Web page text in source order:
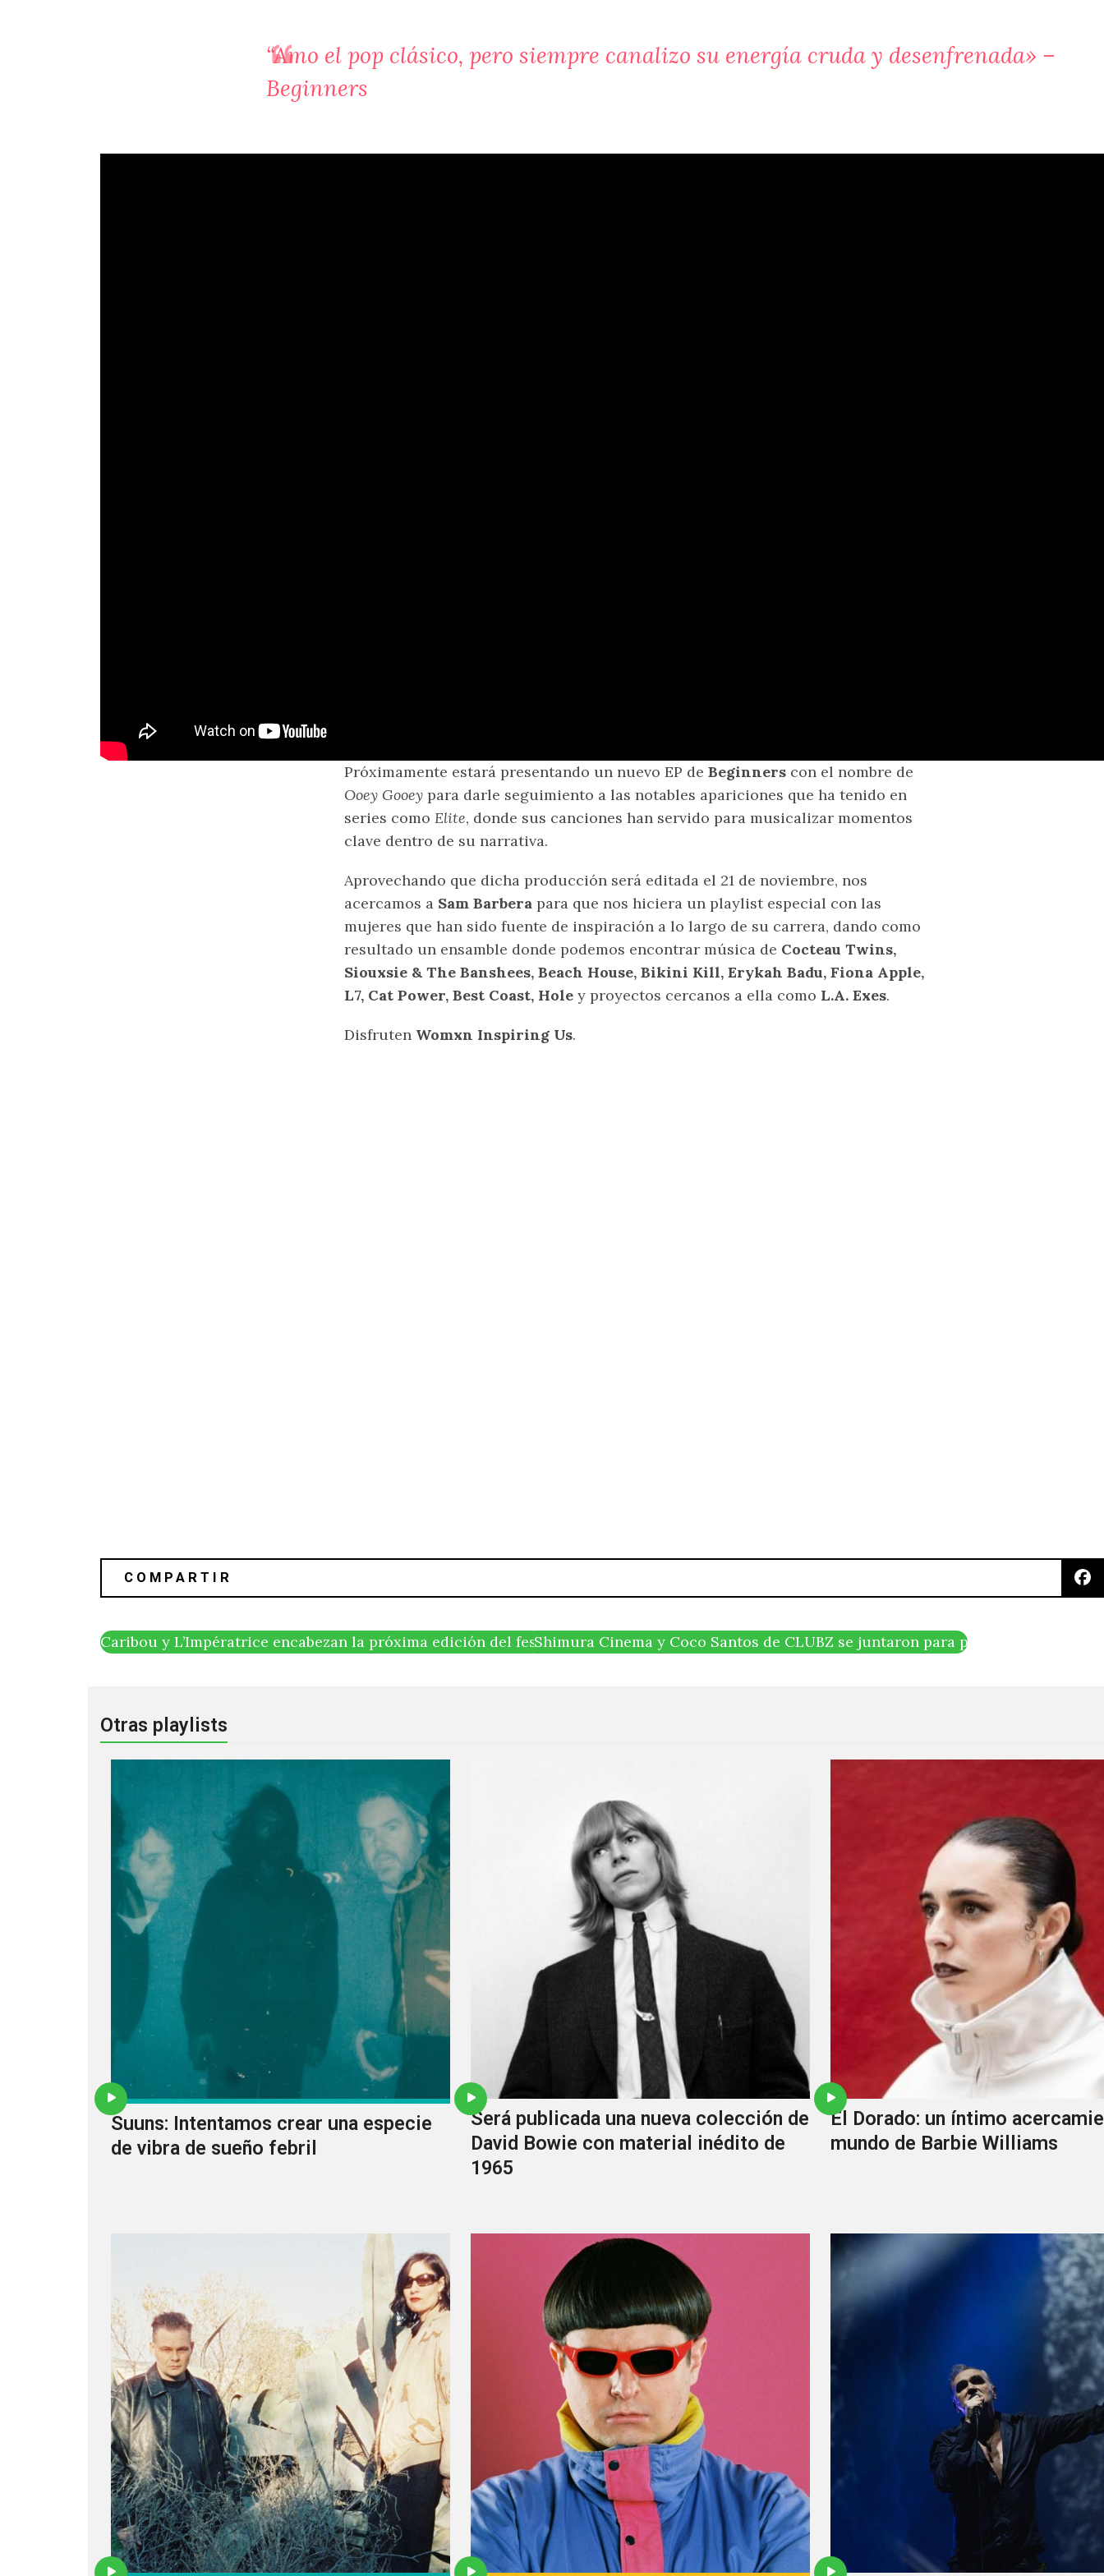
“Amo el pop clásico, pero siempre canalizo su energía cruda y desenfrenada» –
Beginners
Próximamente estará presentando un nuevo EP de Beginners con el nombre de
Ooey Gooey para darle seguimiento a las notables apariciones que ha tenido en
series como Elite, donde sus canciones han servido para musicalizar momentos
clave dentro de su narrativa.
Aprovechando que dicha producción será editada el 21 de noviembre, nos
acercamos a Sam Barbera para que nos hiciera un playlist especial con las
mujeres que han sido fuente de inspiración a lo largo de su carrera, dando como
resultado un ensamble donde podemos encontrar música de Cocteau Twins,
Siouxsie & The Banshees, Beach House, Bikini Kill, Erykah Badu, Fiona Apple,
L7, Cat Power, Best Coast, Hole y proyectos cercanos a ella como L.A. Exes.
Disfruten Womxn Inspiring Us.
Caribou y L’Impératrice encabezan la próxima edición del festival TrópicoShimura Cinema y Coco Santos de CLUBZ se juntaron para presentarnos el
Otras playlists
Suuns: Intentamos crear una especie
de vibra de sueño febril
Será publicada una nueva colección de
David Bowie con material inédito de
1965
El Dorado: un íntimo
mundo de Barbie Williams